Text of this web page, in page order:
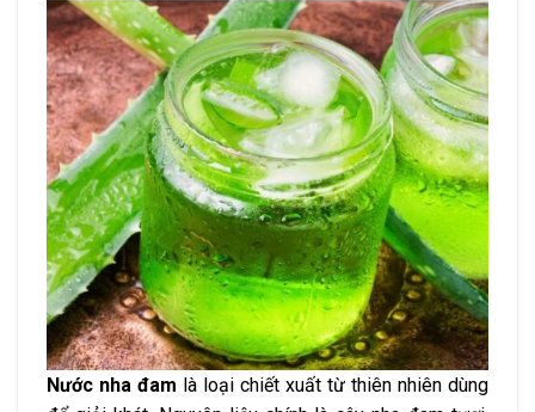
Nước nha đam là loại chiết xuất từ thiên nhiên dùng